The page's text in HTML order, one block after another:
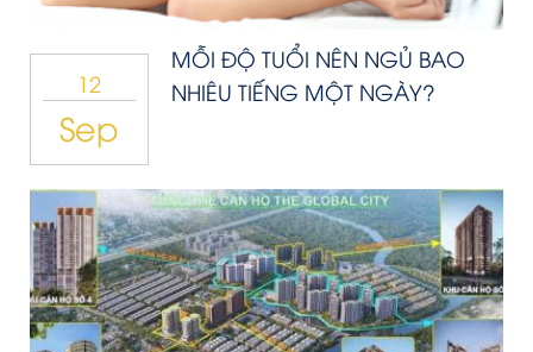
12
Sep
MỖI ĐỘ TUỔI NÊN NGỦ BAO
NHIÊU TIẾNG MỘT NGÀY?